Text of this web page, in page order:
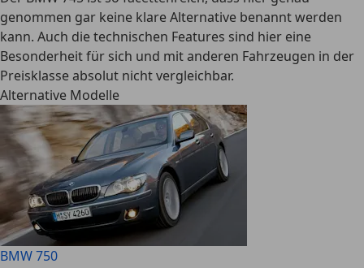
genommen gar keine klare Alternative benannt werden
kann. Auch die technischen Features sind hier eine
Besonderheit für sich und mit anderen Fahrzeugen in der
Preisklasse absolut nicht vergleichbar.
Alternative Modelle
BMW 750